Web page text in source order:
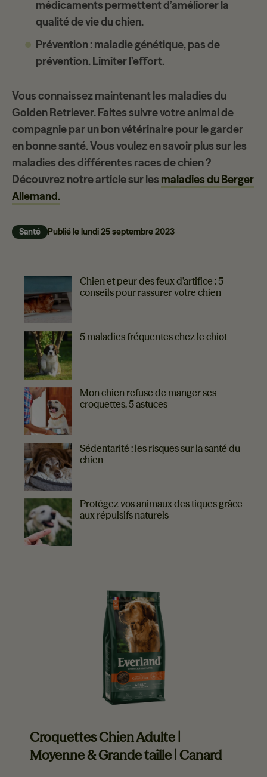
médicaments permettent d’améliorer la
qualité de vie du chien.
Prévention: maladie génétique, pas de
prévention. Limiter l’effort.
Vous connaissez maintenant les maladies du
Golden Retriever. Faites suivre votre animal de
compagnie par un bon vétérinaire pour le garder
en bonne santé. Vous voulez en savoir plus sur les
maladies des différentes races de chien ?
Découvrez notre article sur les maladies du Berger
Allemand.
Santé Publié lelundi 25 septembre 2023
Chien et peur des feux d’artifice : 5
conseils pour rassurer votre chien
5 maladies fréquentes chez le chiot
Mon chien refuse de manger ses
croquettes, 5 astuces
Sédentarité : les risques sur la santé du
chien
Protégez vos animaux des tiques grâce
aux répulsifs naturels
Croquettes Chien Adulte |
Moyenne & Grande taille | Canard